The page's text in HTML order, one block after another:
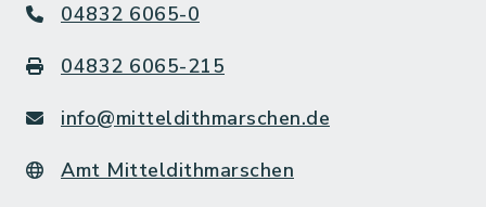
04832 6065-0
04832 6065-215
info@mitteldithmarschen.de
Amt Mitteldithmarschen